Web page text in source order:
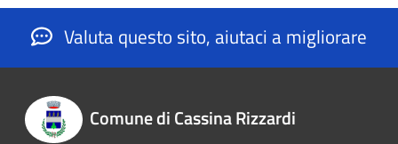
Valuta questo sito, aiutaci a migliorare
Comune di Cassina Rizzardi